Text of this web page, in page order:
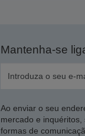
Mantenha-se
Ao enviar o seu
mercado e
formas de